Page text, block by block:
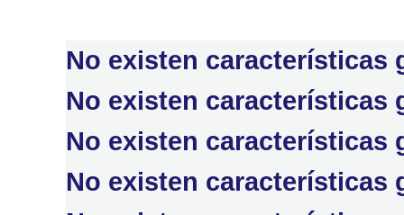
No existen características
No existen características
No existen características
No existen características